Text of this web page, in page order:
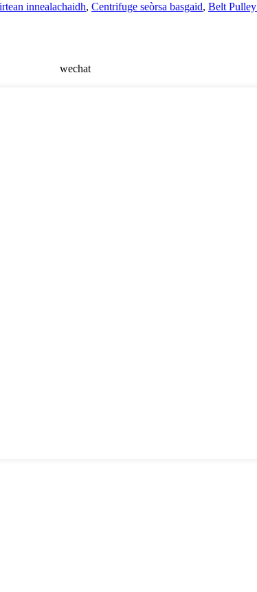
innealachaidh, Centrifuge seòrsa basgaid, Belt
wechat